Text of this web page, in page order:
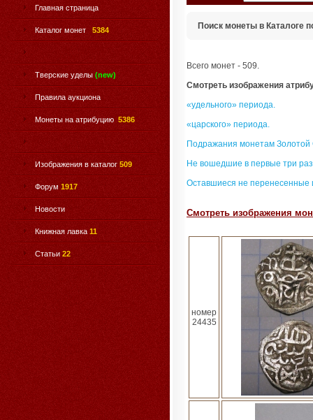
Главная страница
Каталог монет 5384
Тверские уделы (new)
Правила аукциона
Монеты на атрибуцию 5386
Изображения в каталог 509
Форум 1917
Новости
Книжная лавка 11
Статьи 22
Поиск монеты в Каталоге
Всего монет - 509.
Смотреть изображения
«удельного» периода.
«царского» периода.
Подражания монетам
Не вошедшие в первые три
Оставшиеся не перенесенные
Смотреть изображения
номер
24435